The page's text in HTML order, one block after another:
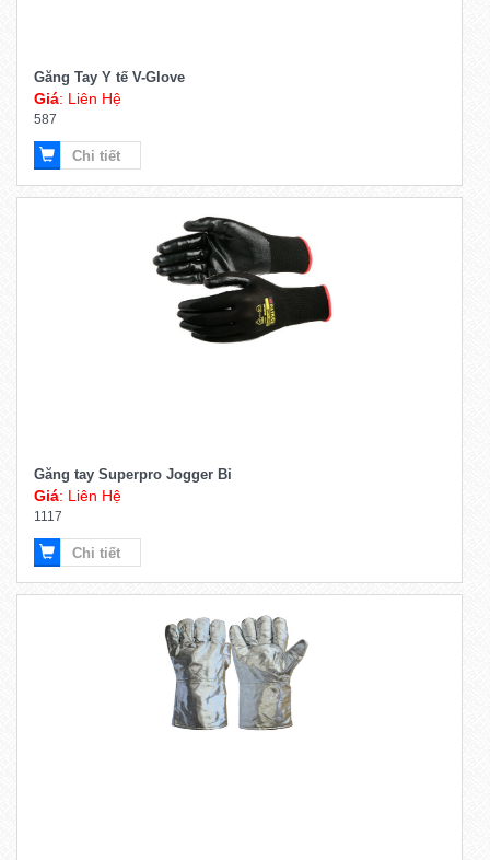
Găng Tay Y tế V-Glove
Giá: Liên Hệ
587
Chi tiết
Găng tay Superpro Jogger Bỉ
Giá: Liên Hệ
1117
Chi tiết